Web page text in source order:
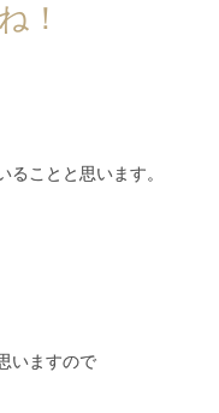
！
ることと思います。
いますので